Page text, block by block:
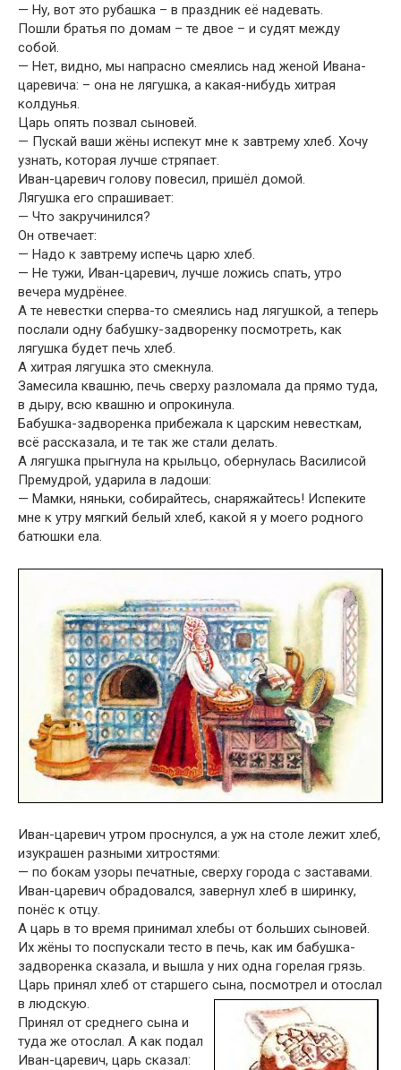
— Ну, вот это рубашка – в праздник её надевать.
Пошли братья по домам – те двое – и судят между
собой.
— Нет, видно, мы напрасно смеялись над женой Ивана-
царевича: – она не лягушка, а какая-нибудь хитрая
колдунья.
Царь опять позвал сыновей.
— Пускай ваши жёны испекут мне к завтрему хлеб. Хочу
узнать, которая лучше стряпает.
Иван-царевич голову повесил, пришёл домой.
Лягушка его спрашивает:
— Что закручинился?
Он отвечает:
— Надо к завтрему испечь царю хлеб.
— Не тужи, Иван-царевич, лучше ложись спать, утро
вечера мудрёнее.
А те невестки сперва-то смеялись над лягушкой, а теперь
послали одну бабушку-задворенку посмотреть, как
лягушка будет печь хлеб.
А хитрая лягушка это смекнула.
Замесила квашню, печь сверху разломала да прямо туда,
в дыру, всю квашню и опрокинула.
Бабушка-задворенка прибежала к царским невесткам,
всё рассказала, и те так же стали делать.
А лягушка прыгнула на крыльцо, обернулась Василисой
Премудрой, ударила в ладоши:
— Мамки, няньки, собирайтесь, снаряжайтесь! Испеките
мне к утру мягкий белый хлеб, какой я у моего родного
батюшки ела.
Иван-царевич утром проснулся, а уж на столе лежит хлеб,
изукрашен разными хитростями:
— по бокам узоры печатные, сверху города с заставами.
Иван-царевич обрадовался, завернул хлеб в ширинку,
понёс к отцу.
А царь в то время принимал хлебы от больших сыновей.
Их жёны то поспускали тесто в печь, как им бабушка-
задворенка сказала, и вышла у них одна горелая грязь.
Царь принял хлеб от старшего сына, посмотрел и отослал
в людскую.
Принял от среднего сына и
туда же отослал. А как подал
Иван-царевич, царь сказал: